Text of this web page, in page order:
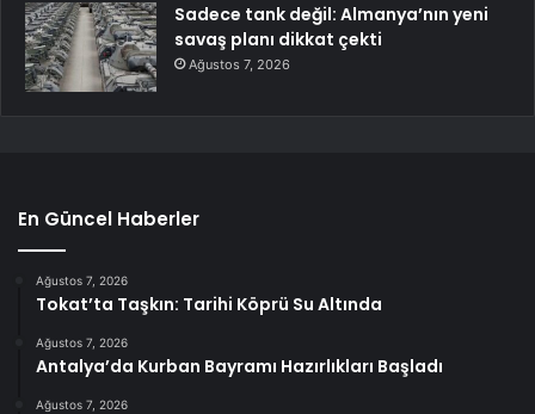
Sadece tank değil: Almanya’nın yeni
savaş planı dikkat çekti
Ağustos 7, 2026
En Güncel Haberler
Ağustos 7, 2026
Tokat’ta Taşkın: Tarihi Köprü Su Altında
Ağustos 7, 2026
Antalya’da Kurban Bayramı Hazırlıkları Başladı
Ağustos 7, 2026